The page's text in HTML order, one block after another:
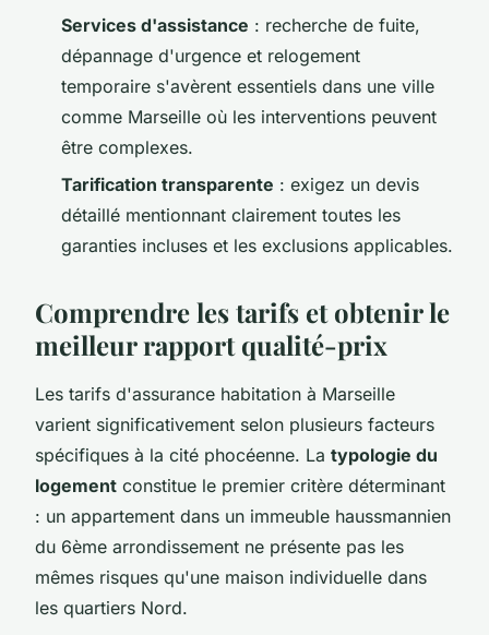
Services d'assistance : recherche de fuite,
dépannage d'urgence et relogement
temporaire s'avèrent essentiels dans une ville
comme Marseille où les interventions peuvent
être complexes.
Tarification transparente : exigez un devis
détaillé mentionnant clairement toutes les
garanties incluses et les exclusions applicables.
Comprendre les tarifs et obtenir le
meilleur rapport qualité-prix
Les tarifs d'assurance habitation à Marseille
varient significativement selon plusieurs facteurs
spécifiques à la cité phocéenne. La typologie du
logement constitue le premier critère déterminant
: un appartement dans un immeuble haussmannien
du 6ème arrondissement ne présente pas les
mêmes risques qu'une maison individuelle dans
les quartiers Nord.